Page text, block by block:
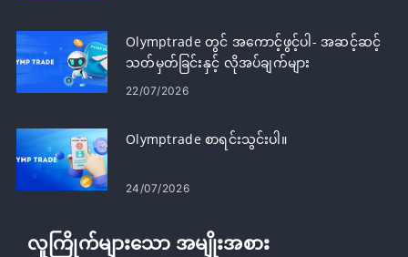
Olymptrade တွင် အကောင့်ဖွင့်ပါ- အဆင့်ဆင့်
သတ်မှတ်ခြင်းနှင့် လိုအပ်ချက်များ
22/07/2026
Olymptrade စာရင်းသွင်းပါ။
24/07/2026
လူကြိုက်များသော အမျိုးအစား